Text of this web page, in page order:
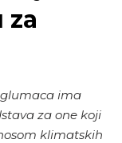
za
glumaca ima
za one koji
klimatskih